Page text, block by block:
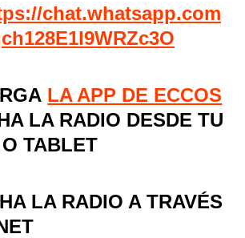
chat.whatsapp.com
LA APP DE ECCOS
LA RADIO DESDE TU
TABLET
LA RADIO A TRAVÉS